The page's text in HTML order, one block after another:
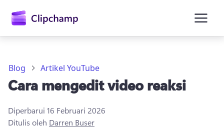
utama
Blog Artikel YouTube
Cara mengedit video reaksi
Diperbarui 16 Februari 2026
Ditulis oleh Darren Buser